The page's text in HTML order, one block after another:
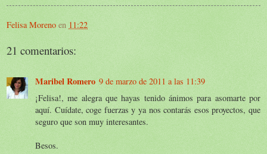
Felisa Moreno en 11:22
21 comentarios:
Maribel Romero 9 de marzo de 2011 a las 11:39
¡Felisa!, me alegra que hayas tenido ánimos para asomarte por
aquí. Cuídate, coge fuerzas y ya nos contarás esos proyectos, que
seguro que son muy interesantes.
Besos.